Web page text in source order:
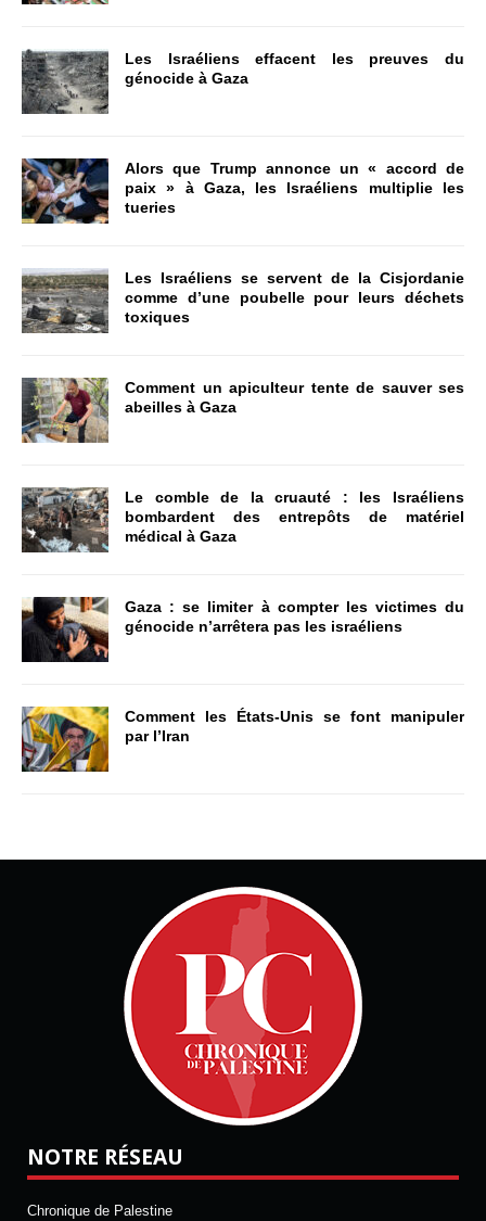
Les Israéliens effacent les preuves du
génocide à Gaza
Alors que Trump annonce un « accord de
paix » à Gaza, les Israéliens multiplie les
tueries
Les Israéliens se servent de la Cisjordanie
comme d’une poubelle pour leurs déchets
toxiques
Comment un apiculteur tente de sauver ses
abeilles à Gaza
Le comble de la cruauté : les Israéliens
bombardent des entrepôts de matériel
médical à Gaza
Gaza : se limiter à compter les victimes du
génocide n’arrêtera pas les israéliens
Comment les États-Unis se font manipuler
par l’Iran
NOTRE RÉSEAU
Chronique de Palestine